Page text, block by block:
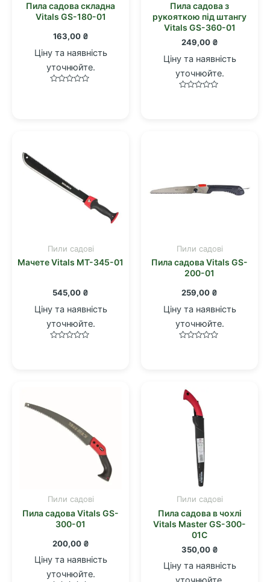
Пила садова складна
Vitals GS-180-01
163,00 ₴
Ціну та наявність
уточнюйте.
Пила садова з
рукояткою під штангу
Vitals GS-360-01
249,00 ₴
Ціну та наявність
уточнюйте.
Пили садові
Мачете Vitals MT-345-01
545,00 ₴
Ціну та наявність
уточнюйте.
Пили садові
Пила садова Vitals GS-
200-01
259,00 ₴
Ціну та наявність
уточнюйте.
Пили садові
Пила садова Vitals GS-
300-01
200,00 ₴
Ціну та наявність
уточнюйте.
Пили садові
Пила садова в чохлі
Vitals Master GS-300-
01C
350,00 ₴
Ціну та наявність